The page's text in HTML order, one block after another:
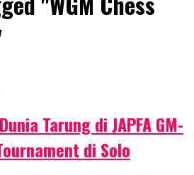
Tarung di JAPFA GM-
di Solo